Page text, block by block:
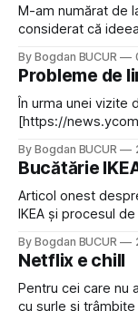
M-am numărat de
considerat că
la-ce-e-buna/] m-a
anumite persoane
Garmin [https://
By Bogdan BUCUR
Probleme de
În urma unei vizite
[https://
[https://
Lingvistica, ca sub
limbaje, mi s-a
By Bogdan BUCUR
Bucătărie
Articol onest
IKEA și procesul
By Bogdan BUCUR
Netflix e chill
Pentru cei care nu
cu surle și